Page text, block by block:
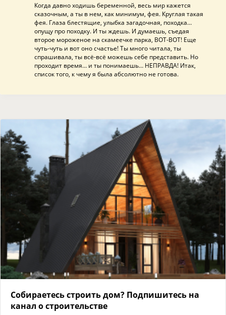
Когда давно ходишь беременной, весь мир кажется
сказочным, а ты в нем, как минимум, фея. Круглая такая
фея. Глаза блестящие, улыбка загадочная, походка…
опущу про походку. И ты ждешь. И думаешь, съедая
второе мороженое на скамеечке парка, ВОТ-ВОТ! Еще
чуть-чуть и вот оно счастье! Ты много читала, ты
спрашивала, ты всё-всё можешь себе представить. Но
проходит время… и ты понимаешь… НЕПРАВДА! Итак,
список того, к чему я была абсолютно не готова.
Собираетесь строить дом? Подпишитесь на
канал о строительстве